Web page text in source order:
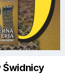
Świdnicy